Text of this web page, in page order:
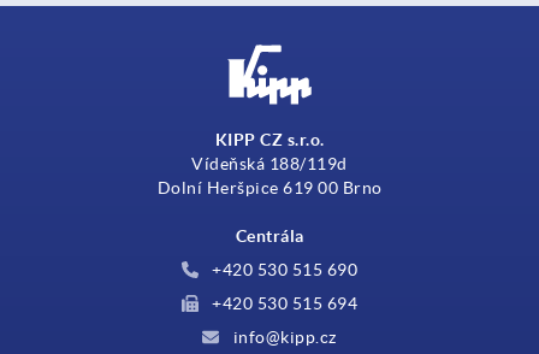
KIPP CZ s.r.o.
Vídeňská 188/119d
Dolní Heršpice 619 00 Brno
Centrála
+420 530 515 690
+420 530 515 694
info@kipp.cz